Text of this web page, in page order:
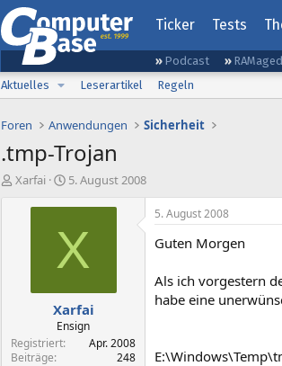
Ticker Tests
Podcast
Aktuelles
Leserartikel Regeln
Foren Anwendungen Sicherheit
.tmp-Trojan
E
Xarfai
E
s
e
l
t
a
m
5. August 2008
X
Xarfai
Ensign
Registriert
Apr. 2008
Beiträge
248
5. August 2008
Guten Morgen
Als ich vorgestern
habe eine